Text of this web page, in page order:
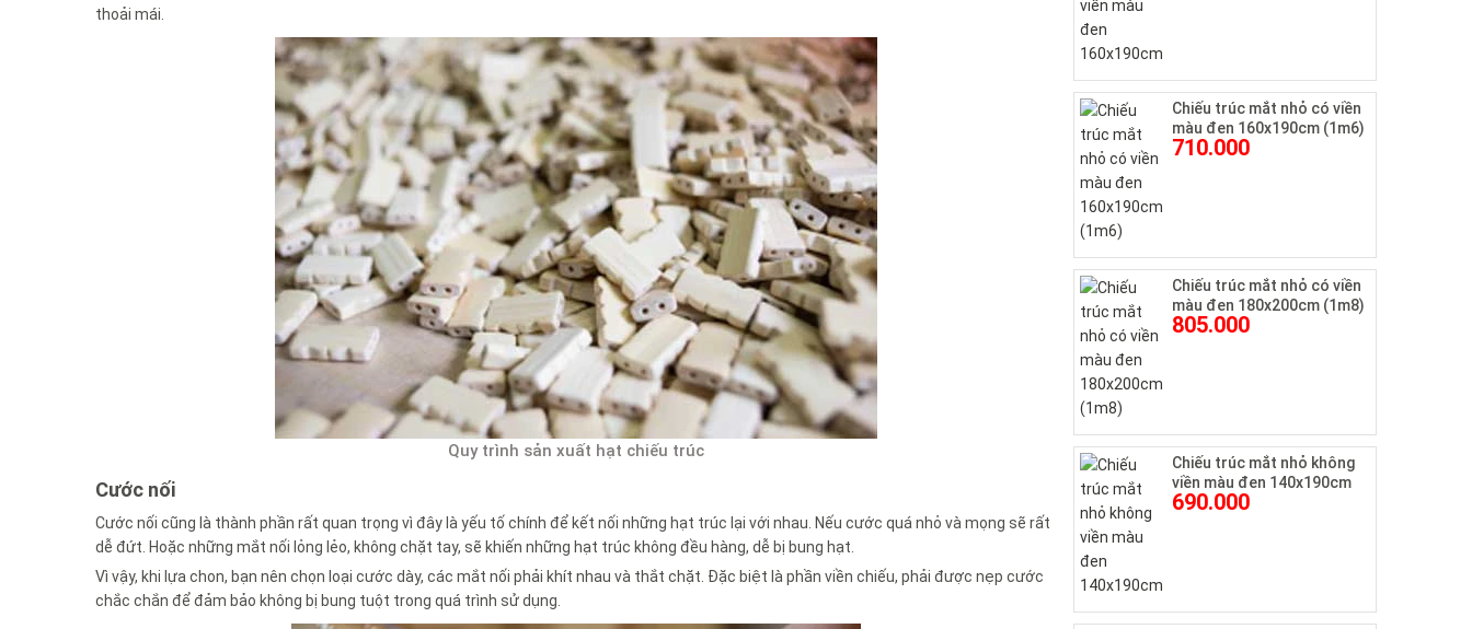
thoải mái.
Quy trình sản xuất hạt chiếu trúc
Cước nối
Cước nối cũng là thành phần rất quan trọng vì đây là yếu tố chính để kết nối những hạt trúc lại với nhau. Nếu cước quá nhỏ và mọng sẽ rất
dễ đứt. Hoặc những mắt nối lỏng lẻo, không chặt tay, sẽ khiến những hạt trúc không đều hàng, dễ bị bung hạt.
Vì vậy, khi lựa chon, bạn nên chọn loại cước dày, các mắt nối phải khít nhau và thắt chặt. Đặc biệt là phần viền chiếu, phải được nẹp cước
chắc chắn để đảm bảo không bị bung tuột trong quá trình sử dụng.
Chiếu trúc mắt nhỏ có viền
màu đen 160x190cm (1m6)
710.000
Chiếu trúc mắt nhỏ có viền
màu đen 180x200cm (1m8)
805.000
Chiếu trúc mắt nhỏ không
viền màu đen 140x190cm
690.000